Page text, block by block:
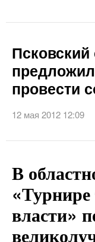
провести
12 мая 2012 12:09
В
«Турнире
власти»